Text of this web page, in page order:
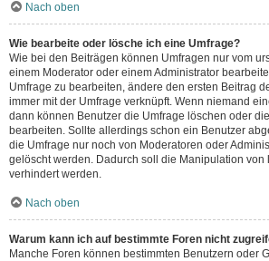
Nach oben
Wie bearbeite oder lösche ich eine Umfrage?
Wie bei den Beiträgen können Umfragen nur vom
einem Moderator oder einem Administrator
Umfrage zu bearbeiten, ändere den ersten Beitrag
immer mit der Umfrage verknüpft. Wenn niemand
dann können Benutzer die Umfrage löschen oder
bearbeiten. Sollte allerdings schon ein Benutzer
die Umfrage nur noch von Moderatoren oder
gelöscht werden. Dadurch soll die Manipulation von
verhindert werden.
Nach oben
Warum kann ich auf bestimmte Foren nicht
Manche Foren können bestimmten Benutzern oder